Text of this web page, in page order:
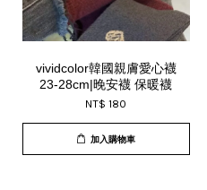
vividcolor韓國親膚愛心襪
23-28cm|晚安襪 保暖襪
NT$ 180
加入購物車